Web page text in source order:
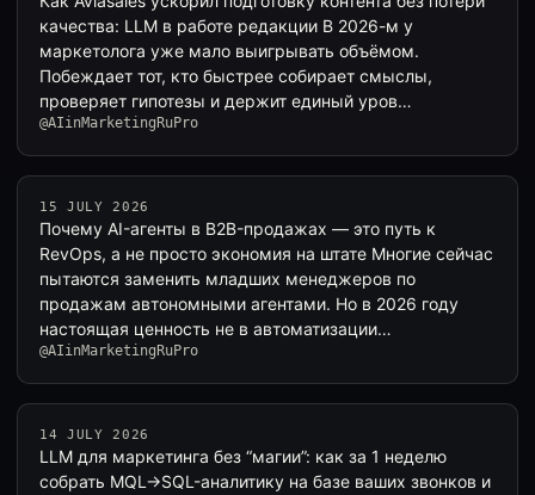
качества: LLM в работе редакции В 2026-м у
маркетолога уже мало выигрывать объёмом.
Побеждает тот, кто быстрее собирает смыслы,
проверяет гипотезы и держит единый уров…
@AIinMarketingRuPro
15 JULY 2026
Почему AI-агенты в B2B-продажах — это путь к
RevOps, а не просто экономия на штате Многие сейчас
пытаются заменить младших менеджеров по
продажам автономными агентами. Но в 2026 году
настоящая ценность не в автоматизации…
@AIinMarketingRuPro
14 JULY 2026
LLM для маркетинга без “магии”: как за 1 неделю
собрать MQL→SQL-аналитику на базе ваших звонков и